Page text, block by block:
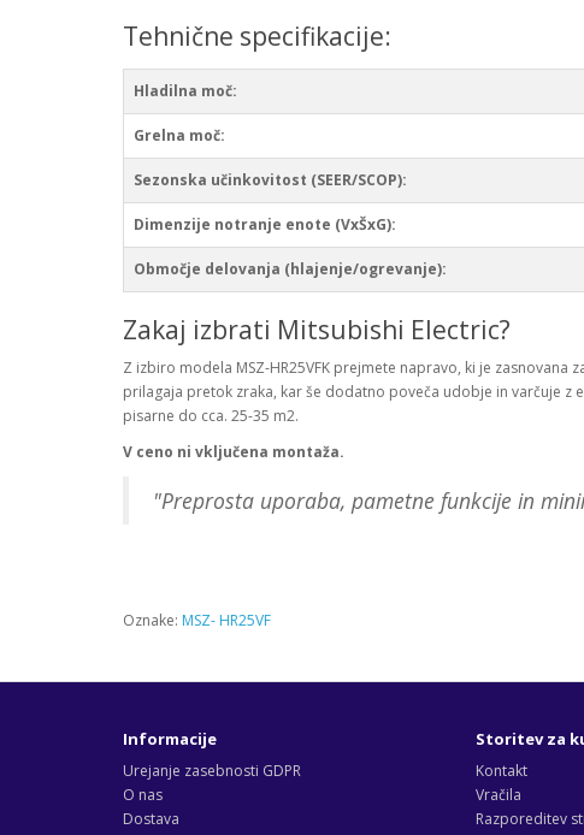
Tehnične specifikacije:
Hladilna moč:
Grelna moč:
Sezonska učinkovitost (SEER/SCOP):
Dimenzije notranje enote (VxŠxG):
Območje delovanja (hlajenje/ogrevanje):
Zakaj izbrati Mitsubishi Electric?
Z izbiro modela MSZ-HR25VFK prejmete napravo, ki je zasnovana
prilagaja pretok zraka, kar še dodatno poveča udobje in varčuje z
pisarne do cca. 25-35 m2.
V ceno ni vključena montaža.
"Preprosta uporaba, pametne funkcije in
Oznake: MSZ- HR25VF
Informacije
Urejanje zasebnosti GDPR
O nas
Dostava
Storitev za
Kontakt
Vračila
Razporeditev